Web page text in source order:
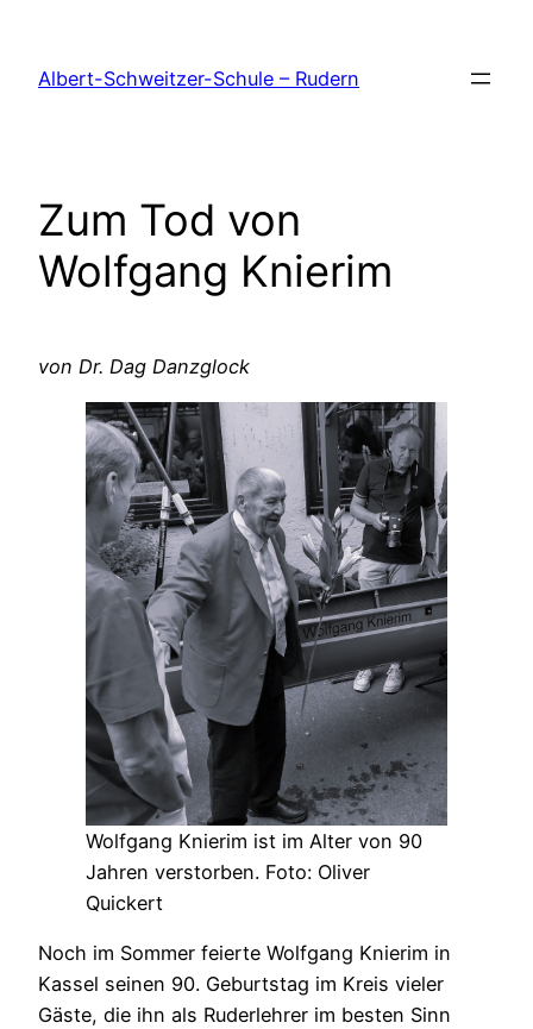
springen
Albert-Schweitzer-Schule – Rudern
Zum Tod von
Wolfgang Knierim
von Dr. Dag Danzglock
Wolfgang Knierim ist im Alter von 90
Jahren verstorben. Foto: Oliver
Quickert
Noch im Sommer feierte Wolfgang Knierim in
Kassel seinen 90. Geburtstag im Kreis vieler
Gäste, die ihn als Ruderlehrer im besten Sinn